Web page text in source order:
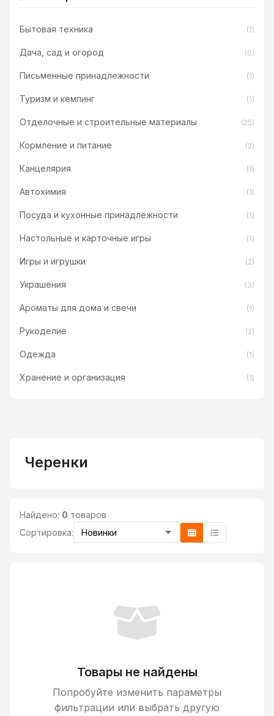
Бытовая техника (1)
Дача, сад и огород (0)
Письменные принадлежности (1)
Туризм и кемпинг (1)
Отделочные и строительные материалы (25)
Кормление и питание (2)
Канцелярия (1)
Автохимия (1)
Посуда и кухонные принадлежности (1)
Настольные и карточные игры (1)
Игры и игрушки (2)
Украшения (3)
Ароматы для дома и свечи (1)
Рукоделие (2)
Одежда (1)
Хранение и организация (1)
Черенки
Найдено: 0 товаров
Сортировка:
Товары не найдены
Попробуйте изменить параметры
фильтрации или выбрать другую